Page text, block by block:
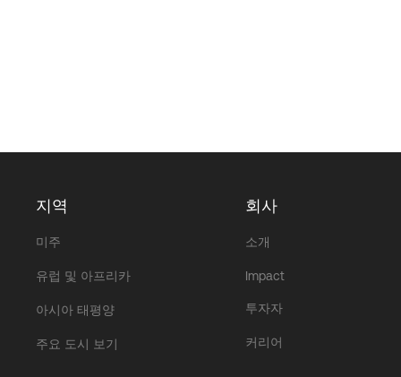
지역
미주
유럽 및 아프리카
아시아 태평양
주요 도시 보기
회사
소개
Impact
투자자
커리어